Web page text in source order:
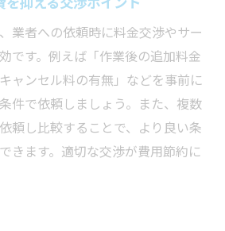
業者への依頼時に料金交渉やサー
です。例えば「作業後の追加料金
ャンセル料の有無」などを事前に
件で依頼しましょう。また、複数
頼し比較することで、より良い条
きます。適切な交渉が費用節約に